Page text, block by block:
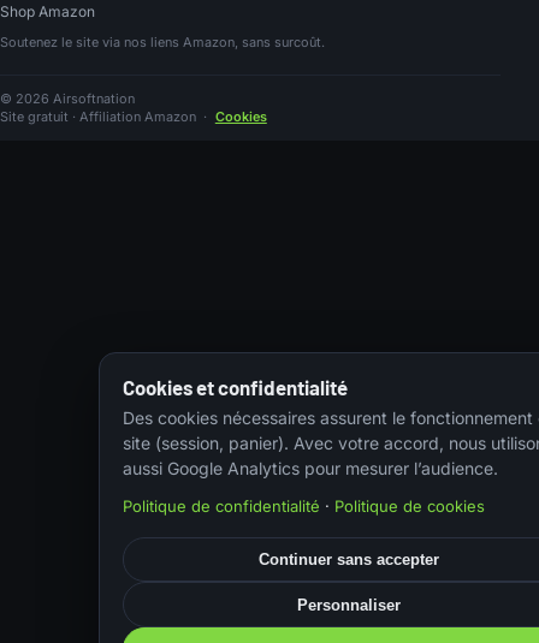
Shop Amazon
Soutenez le site via nos liens Amazon, sans surcoût.
© 2026 Airsoftnation
Site gratuit · Affiliation Amazon · Cookies
Cookies et confidentialité
Des cookies nécessaires assurent le fonctionnement
site (session, panier). Avec votre accord, nous
aussi Google Analytics pour mesurer l’audience.
Politique de confidentialité · Politique de cookies
Continuer sans accepter
Personnaliser